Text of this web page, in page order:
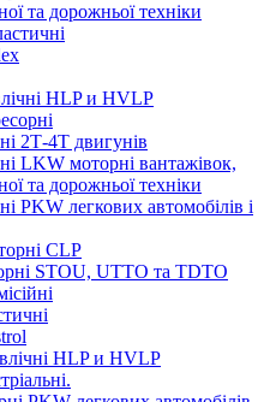
та дорожньої техніки
HLP и HVLP
2Т-4Т двигунів
LKW моторні вантажівок,
та дорожньої техніки
PKW легкових автомобілів і
CLP
STOU, UTTO та TDTO
HLP и HVLP